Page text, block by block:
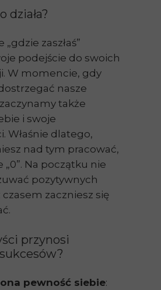
działa?
zaszłaś”
podejście do swoich
W momencie, gdy
nasze
także
i swoje
Właśnie dlatego,
nad tym pracować,
„0”. Na początku nie
pozytywnych
zaczniesz się
przynosi
pewność siebie: